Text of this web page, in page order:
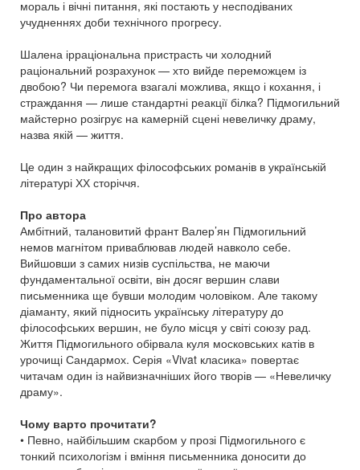
мораль і вічні питання, які постають у несподіваних
учудненнях доби технічного прогресу.
Шалена ірраціональна пристрасть чи холодний
раціональний розрахунок — хто вийде переможцем із
двобою? Чи перемога взагалі можлива, якщо і кохання, і
страждання — лише стандартні реакції білка? Підмогильний
майстерно розігрує на камерній сцені невеличку драму,
назва якій — життя.
Це один з найкращих філософських романів в українській
літературі ХХ сторіччя.
Про автора
Амбітний, талановитий франт Валер’ян Підмогильний
немов магнітом приваблював людей навколо себе.
Вийшовши з самих низів суспільства, не маючи
фундаментальної освіти, він досяг вершин слави
письменника ще бувши молодим чоловіком. Але такому
діаманту, який підносить українську літературу до
філософських вершин, не було місця у світі союзу рад.
Життя Підмогильного обірвала куля московських катів в
урочищі Сандармох. Серія «Vivat класика» повертає
читачам один із найвизначніших його творів — «Невеличку
драму».
Чому варто прочитати?
• Певно, найбільшим скарбом у прозі Підмогильного є
тонкий психологізм і вміння письменника доносити до